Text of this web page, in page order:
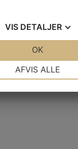
VIS DETALJER
AFVIS ALLE
OK